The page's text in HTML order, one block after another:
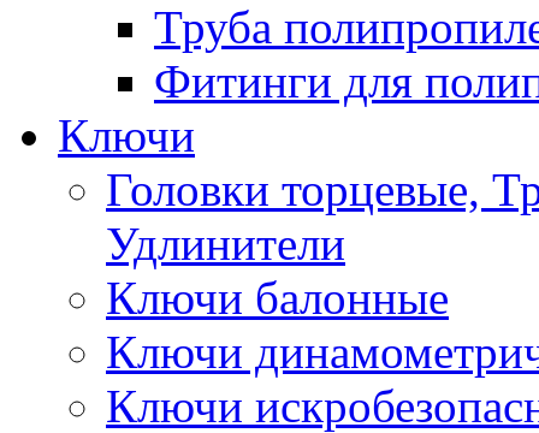
Труба
Фитинги для
Ключи
Головки торцевые,
Удлинители
Ключи балонные
Ключи
Ключи